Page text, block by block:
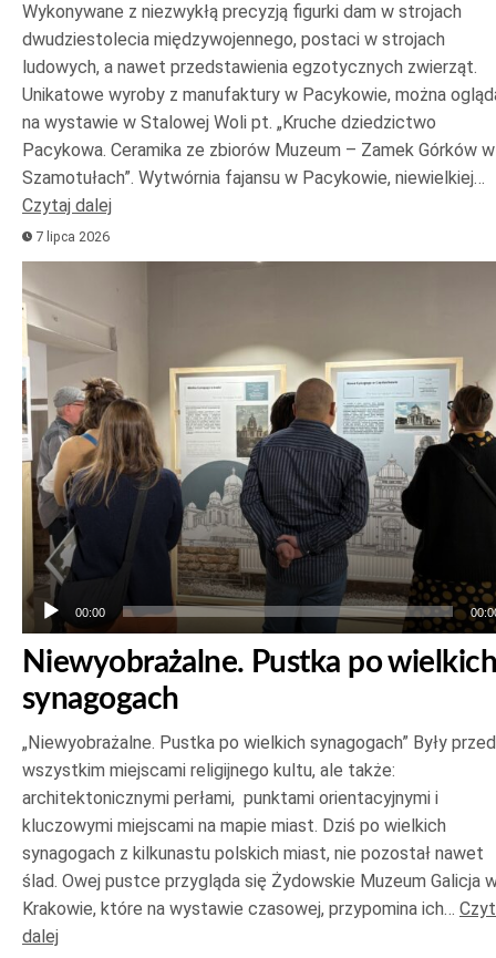
Wykonywane z niezwykłą precyzją figurki dam w strojach
dwudziestolecia międzywojennego, postaci w strojach
ludowych, a nawet przedstawienia egzotycznych zwierząt.
Unikatowe wyroby z manufaktury w Pacykowie, można
na wystawie w Stalowej Woli pt. „Kruche dziedzictwo
Pacykowa. Ceramika ze zbiorów Muzeum – Zamek Górków w
Szamotułach”. Wytwórnia fajansu w Pacykowie, niewielkiej…
Czytaj dalej
7 lipca 2026
Odtwarzacz
plików
dźwiękowych
00:00
Niewyobrażalne. Pustka po wielkich
synagogach
„Niewyobrażalne. Pustka po wielkich synagogach” Były
wszystkim miejscami religijnego kultu, ale także:
architektonicznymi perłami, punktami orientacyjnymi i
kluczowymi miejscami na mapie miast. Dziś po wielkich
synagogach z kilkunastu polskich miast, nie pozostał nawet
ślad. Owej pustce przygląda się Żydowskie Muzeum Galicja
Krakowie, które na wystawie czasowej, przypomina ich…
dalej